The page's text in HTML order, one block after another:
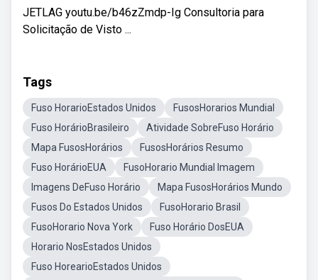
JETLAG youtu.be/b46zZmdp-Ig Consultoria para
Solicitação de Visto ...
Tags
Fuso HorarioEstados Unidos
FusosHorarios Mundial
Fuso HorárioBrasileiro
Atividade SobreFuso Horário
Mapa FusosHorários
FusosHorários Resumo
Fuso HorárioEUA
FusoHorario Mundial Imagem
Imagens DeFuso Horário
Mapa FusosHorários Mundo
Fusos Do Estados Unidos
FusoHorario Brasil
FusoHorario Nova York
Fuso Horário DosEUA
Horario NosEstados Unidos
Fuso HorearioEstados Unidos